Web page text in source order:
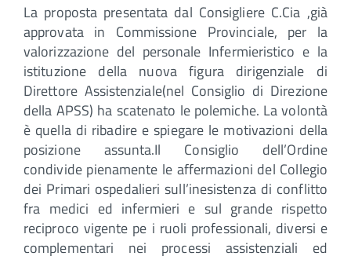
La proposta presentata dal Consigliere C.Cia ,già
approvata in Commissione Provinciale, per la
valorizzazione del personale Infermieristico e la
istituzione della nuova figura dirigenziale di
Direttore Assistenziale(nel Consiglio di Direzione
della APSS) ha scatenato le polemiche. La volontà
è quella di ribadire e spiegare le motivazioni della
posizione assunta.Il Consiglio dell’Ordine
condivide pienamente le affermazioni del Collegio
dei Primari ospedalieri sull’inesistenza di conflitto
fra medici ed infermieri e sul grande rispetto
reciproco vigente pe i ruoli professionali, diversi e
complementari nei processi assistenziali ed